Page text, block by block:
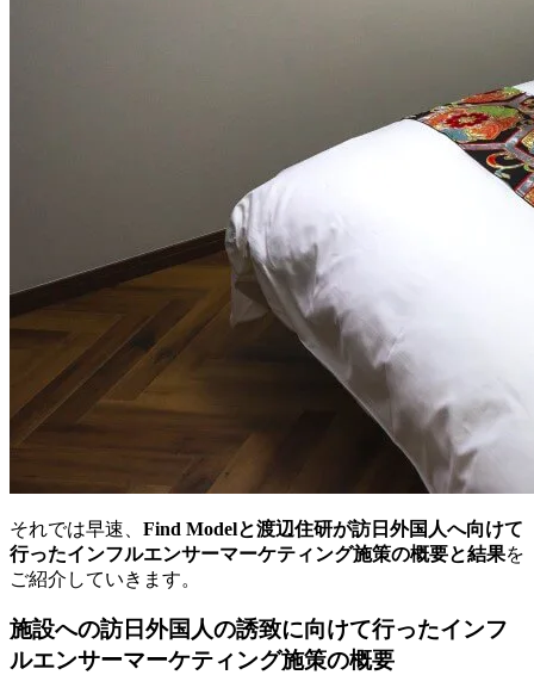
それでは早速、 Find Modelと渡辺住研が訪日外国人へ向けて
行ったインフルエンサーマーケティング施策の概要と結果を
ご紹介していきます。
施設への訪日外国人の誘致に向けて行ったインフ
ルエンサーマーケティング施策の概要